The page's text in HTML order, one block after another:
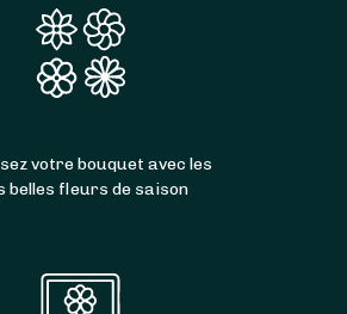
votre bouquet avec les
belles fleurs de saison